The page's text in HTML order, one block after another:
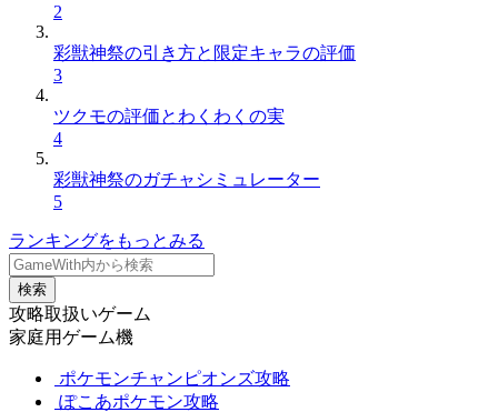
2
彩獣神祭の引き方と限定キャラの評価
3
ツクモの評価とわくわくの実
4
彩獣神祭のガチャシミュレーター
5
ランキングをもっとみる
検索
攻略取扱いゲーム
家庭用ゲーム機
ポケモンチャンピオンズ攻略
ぽこあポケモン攻略